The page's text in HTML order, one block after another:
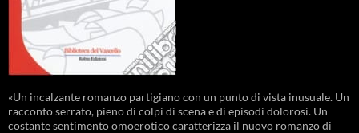
«Un incalzante romanzo partigiano con un punto di vista inusuale. Un
racconto serrato, pieno di colpi di scena e di episodi dolorosi. Un
costante sentimento omoerotico caratterizza il nuovo romanzo di